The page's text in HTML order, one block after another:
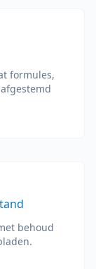
formules,
behoud